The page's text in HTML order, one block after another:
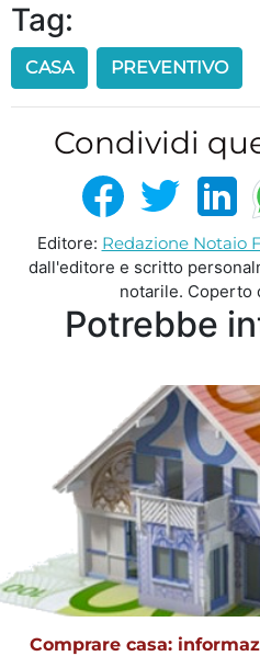
Tag:
CASA PREVENTIVO
Condividi
Editore: Redazione Notaio
dall'editore e scritto
notarile. Coperto
Potrebbe
Comprare casa: